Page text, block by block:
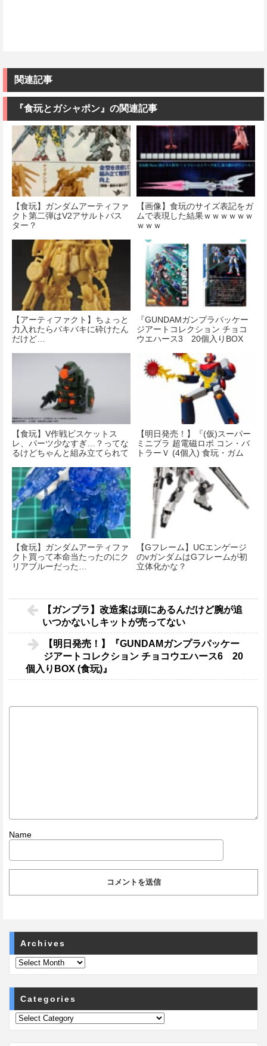
関連記事
『食玩とガシャポン』の関連記事
【食玩】ガンダムアーティファ
クト第二弾はV2アサルトバス
ター？
【画像】食玩のサイズ表記をガ
ムで表現した結果ｗｗｗｗｗｗ
ｗｗｗ
【アーティファクト】ちょっと
力入れたらバキバキに砕けたん
だけど…
『GUNDAMガンプラパッケー
ジアートコレクション チョコ
ウエハース3 20個入りBOX
【食玩】V作戦ビスケットス
レ、パーツ少なすぎ…？ってな
るけどちゃんと組み立てられて
【明日発売！】『(仮)スーパー
ミニプラ 超電磁ロボ コン・バ
トラーＶ (4個入) 食玩・ガム
Ｖ)』
【食玩】ガンダムアーティファ
クト買って本命当たったのにク
リアブルーだった…
【Gフレーム】UCエンゲージ
のνガンダムはGフレームが初
立体化かな？
【ガンプラ】改造案は頭にあるんだけど腕が追
いつかないしキットが売ってない
【明日発売！】『GUNDAMガンプラパッケー
ジアートコレクション チョコウエハース6 20
個入りBOX (食玩)』
Name
Archives
Categories